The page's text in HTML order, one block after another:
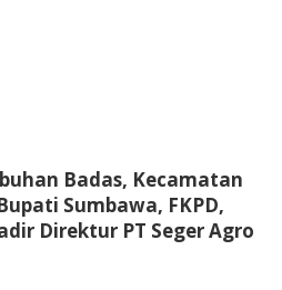
Badas, Kecamatan
Sumbawa, FKPD,
Direktur PT Seger Agro